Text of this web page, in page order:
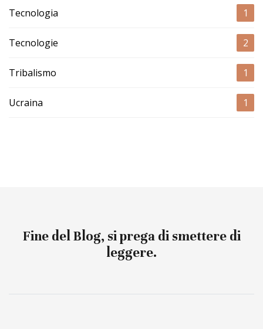
Tecnologia 1
Tecnologie 2
Tribalismo 1
Ucraina 1
Fine del Blog, si prega di smettere di
leggere.